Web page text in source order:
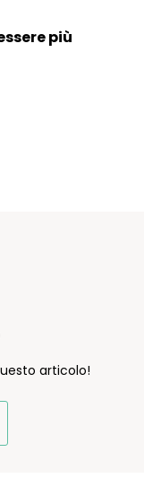
più
articolo!